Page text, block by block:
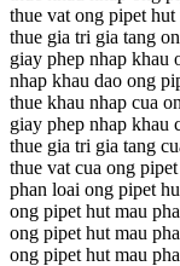
thue vat ong pipet hut
thue gia tri gia tang
giay phep nhap khau
nhap khau dao ong
thue khau nhap cua
giay phep nhap khau
thue gia tri gia tang
thue vat cua ong
phan loai ong pipet
ong pipet hut mau
ong pipet hut mau
ong pipet hut mau